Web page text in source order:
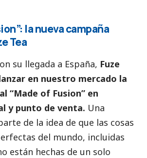
la nueva campaña
Tea
su llegada a España, Fuze
en nuestro mercado la
“Made of Fusion” en
y punto de venta. Una
de la idea de que las cosas
del mundo, incluidas
están hechas de un solo